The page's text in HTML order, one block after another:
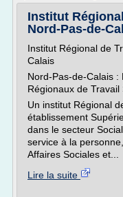
Institut
Nord-Pas-de-
Institut Régional de
Calais
Nord-Pas-de-Calais
Régionaux de Travail
Un institut Régional
établissement
dans le secteur
service à la
Affaires Sociales et...
Lire la suite